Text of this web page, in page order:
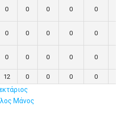
0 0 0 0 0
0 0 0 0 0
0 0 0 0 0
12 0 0 0 0
Μάνος